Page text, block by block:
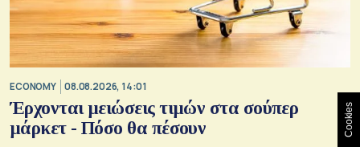
ECONOMY 08.08.2026, 14:01
Έρχονται μειώσεις τιμών στα σούπερ
μάρκετ - Πόσο θα πέσουν
Cookies